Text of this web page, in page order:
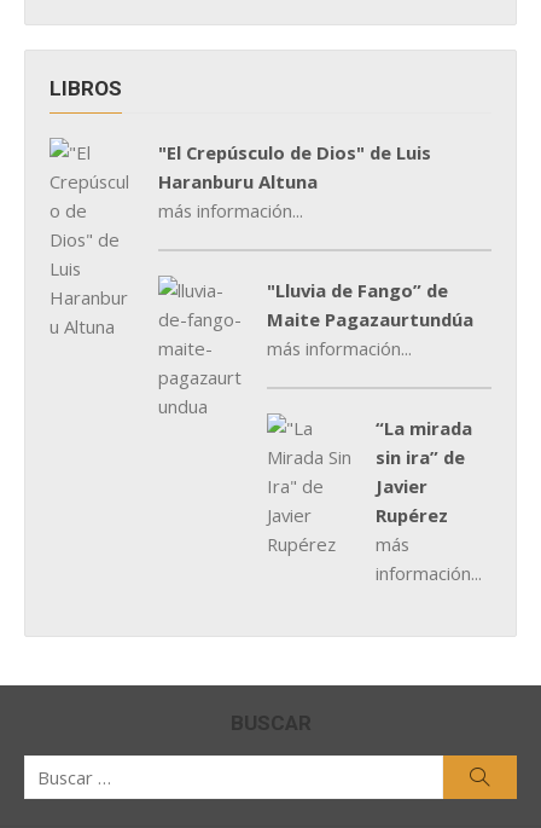
LIBROS
"El Crepúsculo de Dios" de Luis
Haranburu Altuna
más información...
"Lluvia de Fango” de
Maite Pagazaurtundúa
más información...
“La mirada
sin ira” de
Javier
Rupérez
más
información...
BUSCAR